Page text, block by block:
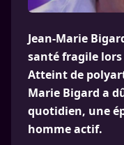
Jean-Marie
santé fragile lors
Atteint de
Marie Bigard a
quotidien, une
homme actif.